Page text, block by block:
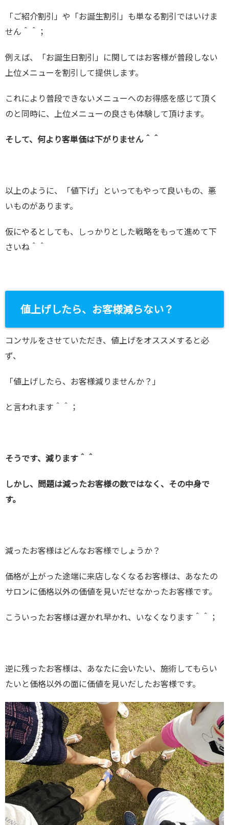
「ご紹介割引」や「お誕生割引」も単なる割引ではいけま
せん＾＾；
例えば、「お誕生日割引」に関してはお客様が普段しない
上位メニューを割引して提供します。
これにより普段できないメニューへのお得感を感じて頂く
のと同時に、上位メニューの良さも体験して頂けます。
そして、何より客単価は下がりません＾＾
以上のように、「値下げ」といってもやって良いもの、悪
いものがあります。
仮にやるとしても、しっかりとした戦略をもって進めて下
さいね＾＾
値上げしたら、お客様減らない？
コンサルをさせていただき、値上げをオススメすると必
ず、
「値上げしたら、お客様減りませんか？」
と言われます＾＾；
そうです、減ります＾＾
しかし、問題は減ったお客様の数ではなく、その中身で
す。
減ったお客様はどんなお客様でしょうか？
価格が上がった途端に来店しなくなるお客様は、あなたの
サロンに価格以外の価値を見いだせなかったお客様です。
こういったお客様は遅かれ早かれ、いなくなります＾＾；
逆に残ったお客様は、あなたに会いたい、施術してもらい
たいと価格以外の面に価値を見いだしたお客様です。